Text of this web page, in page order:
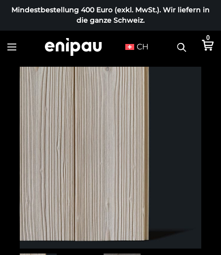
Mindestbestellung 400 Euro (exkl. MwSt.). Wir liefern in
die ganze Schweiz.
CH
0